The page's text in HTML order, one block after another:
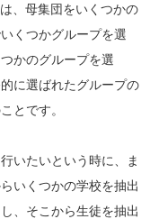
、母集団をいくつかの
くつかグループを選
かのグループを選
に選ばれたグループの
とです。
いたいという時に、ま
いくつかの学校を抽出
、そこから生徒を抽出